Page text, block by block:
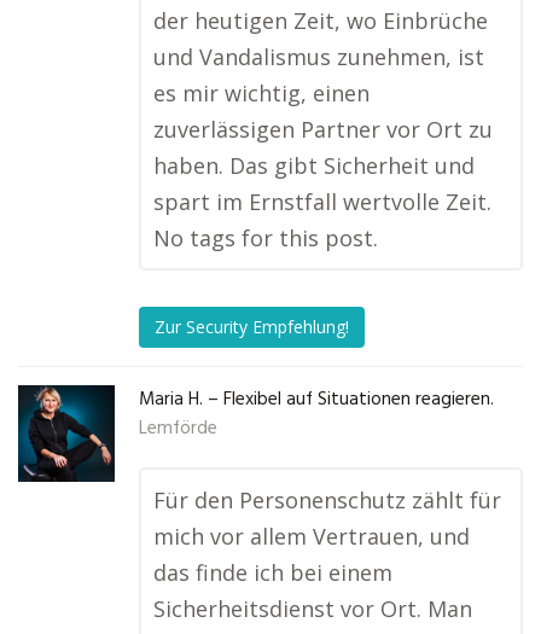
der heutigen Zeit, wo Einbrüche
und Vandalismus zunehmen, ist
es mir wichtig, einen
zuverlässigen Partner vor Ort zu
haben. Das gibt Sicherheit und
spart im Ernstfall wertvolle Zeit.
No tags for this post.
Zur Security Empfehlung!
Maria H. – Flexibel auf Situationen reagieren.
Lemförde
Für den Personenschutz zählt für
mich vor allem Vertrauen, und
das finde ich bei einem
Sicherheitsdienst vor Ort. Man